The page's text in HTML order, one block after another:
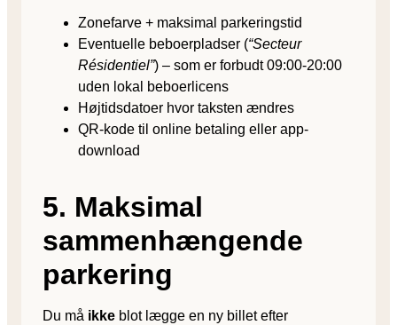
Zonefarve + maksimal parkeringstid
Eventuelle beboerpladser (“Secteur
Résidentiel”) – som er forbudt 09:00-20:00
uden lokal beboerlicens
Højtids­datoer hvor taksten ændres
QR-kode til online betaling eller app-
download
5. Maksimal
sammenhængende
parkering
Du må ikke blot lægge en ny billet efter